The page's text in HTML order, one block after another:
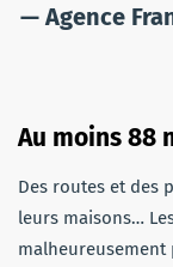
— Agence
Au moins 88
Des routes et des
leurs maisons…
malheureusement